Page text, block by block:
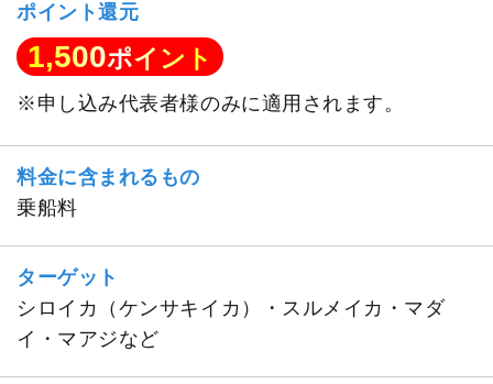
ポイント還元
1,500ポイント
※申し込み代表者様のみに適用されます。
料金に含まれるもの
乗船料
ターゲット
シロイカ（ケンサキイカ）・スルメイカ・マダ
イ・マアジなど